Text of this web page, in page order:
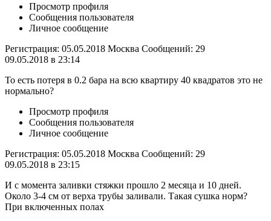
Просмотр профиля
Сообщения пользователя
Личное сообщение
Регистрация: 05.05.2018 Москва Сообщений: 29
09.05.2018 в 23:14
То есть потеря в 0.2 бара на всю квартиру 40 квадратов это не
нормально?
Просмотр профиля
Сообщения пользователя
Личное сообщение
Регистрация: 05.05.2018 Москва Сообщений: 29
09.05.2018 в 23:15
И с момента заливки стяжки прошло 2 месяца и 10 дней.
Около 3-4 см от верха трубы заливали. Такая сушка норм?
При включенных полах